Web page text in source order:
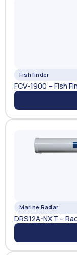
Fishfinder
FCV-1900 – Fish
Marine Radar
DRS12A-NXT –